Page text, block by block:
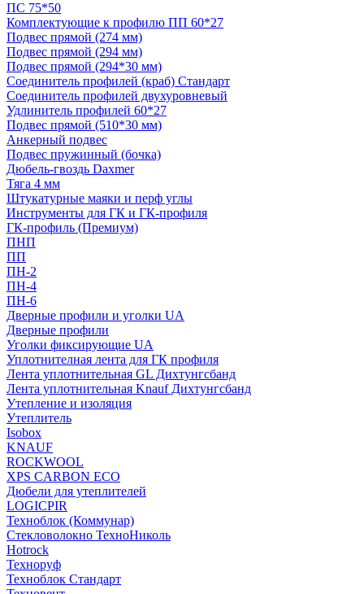
ПС 75*50
Комплектующие к профилю ПП 60*27
Подвес прямой (274 мм)
Подвес прямой (294 мм)
Подвес прямой (294*30 мм)
Соединитель профилей (краб) Стандарт
Соединитель профилей двухуровневый
Удлинитель профилей 60*27
Подвес прямой (510*30 мм)
Анкерный подвес
Подвес пружинный (бочка)
Дюбель-гвоздь Daxmer
Тяга 4 мм
Штукатурные маяки и перф углы
Инструменты для ГК и ГК-профиля
ГК-профиль (Премиум)
ПНП
ПП
ПН-2
ПН-4
ПН-6
Дверные профили и уголки UA
Дверные профили
Уголки фиксирующие UA
Уплотнителная лента для ГК профиля
Лента уплотнительная GL Дихтунгсбанд
Лента уплотнительная Knauf Дихтунгсбанд
Утепление и изоляция
Утеплитель
Isobox
KNAUF
ROCKWOOL
XPS CARBON ECO
Дюбели для утеплителей
LOGICPIR
Техноблок (Коммунар)
Стекловолокно ТехноНиколь
Hotrock
Технoруф
Техноблок Стандарт